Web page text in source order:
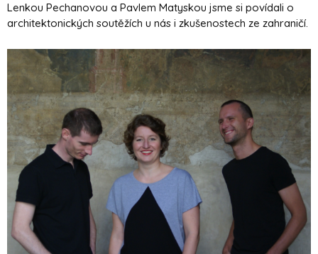
Lenkou Pechanovou a Pavlem Matyskou jsme si povídali o
architektonických soutěžích u nás i zkušenostech ze zahraničí.